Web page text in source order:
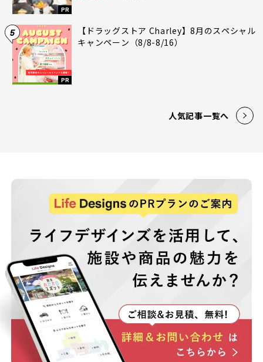
PR
5
PR
【ドラッグストア Charley】8月のスペシャル
キャンペーン（8/8-8/16）
人気記事一覧へ